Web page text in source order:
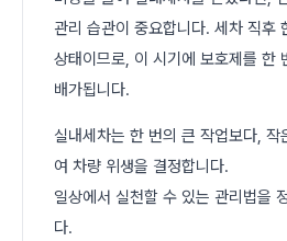
관리 습관이 중요합니다. 세차 직후
상태이므로, 이 시기에 보호제를 한
배가됩니다.
실내세차는 한 번의 큰 작업보다,
여 차량 위생을 결정합니다.
일상에서 실천할 수 있는 관리법을
다.